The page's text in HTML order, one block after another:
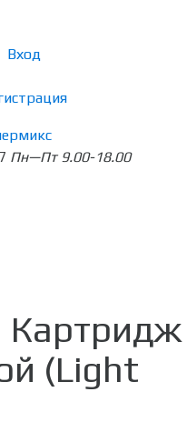
Вход
Пн—Пт 9.00-18.00
Картридж
(Light